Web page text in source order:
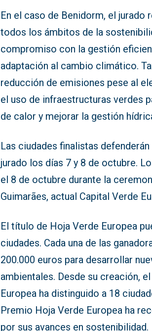
En el caso de Benidorm, el jurado
todos los ámbitos de la
compromiso con la gestión
adaptación al cambio climático.
reducción de emisiones pese al
el uso de infraestructuras verdes
de calor y mejorar la gestión
Las ciudades finalistas
jurado los días 7 y 8 de octubre.
el 8 de octubre durante la
Guimarães, actual Capital Verde
El título de Hoja Verde Europea
ciudades. Cada una de las
200.000 euros para desarrollar
ambientales. Desde su creación,
Europea ha distinguido a 18
Premio Hoja Verde Europea ha
por sus avances en sostenibilidad.